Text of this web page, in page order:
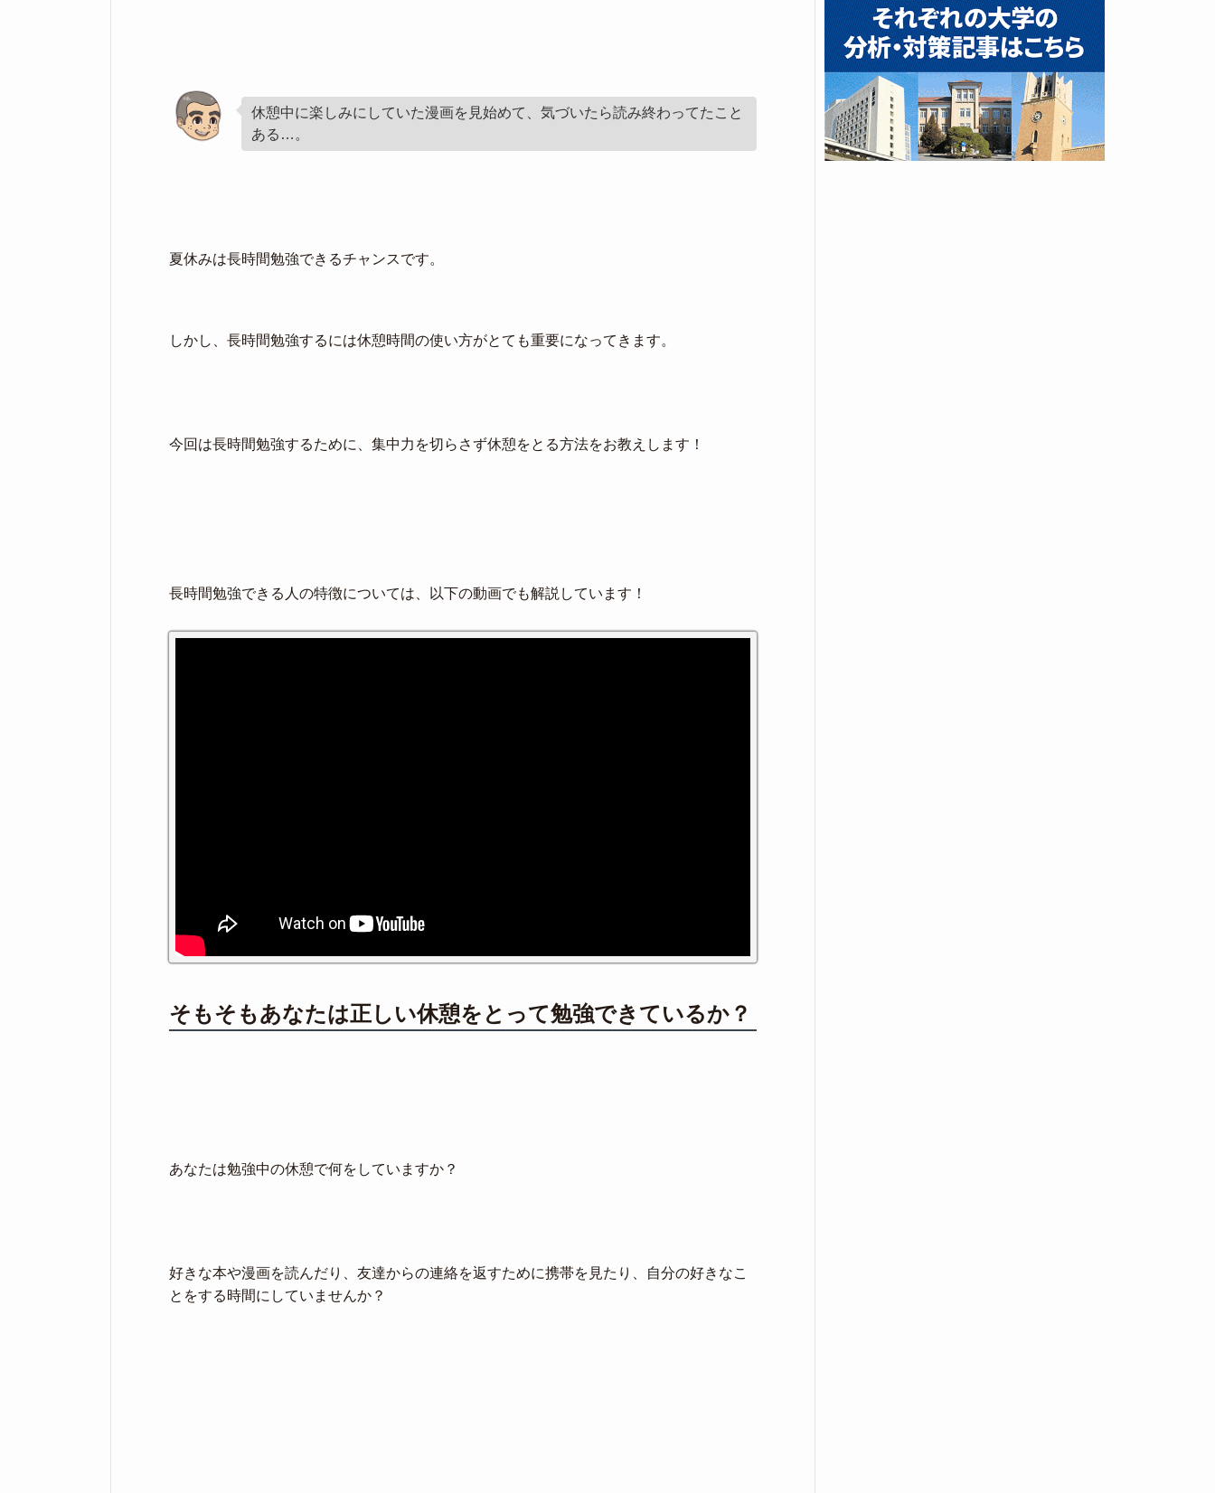
休憩中に楽しみにしていた漫画を見始めて、気づいたら読み終わってたこと
ある…。
夏休みは長時間勉強できるチャンスです。
しかし、長時間勉強するには休憩時間の使い方がとても重要になってきます。
今回は長時間勉強するために、集中力を切らさず休憩をとる方法をお教えします！
長時間勉強できる人の特徴については、以下の動画でも解説しています！
そもそもあなたは正しい休憩をとって勉強できているか？
あなたは勉強中の休憩で何をしていますか？
好きな本や漫画を読んだり、友達からの連絡を返すために携帯を見たり、自分の好きなこ
とをする時間にしていませんか？